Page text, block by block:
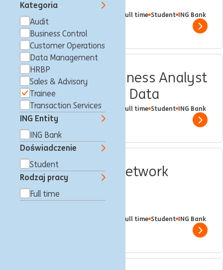
Kategoria
Audit
Business Control
Customer Operations
Data Management
HRBP
Sales & Advisory
Trainee
Transaction Services
ING Entity
ING Bank
Doświadczenie
Student
Rodzaj pracy
Full time
Luksemburg, Luksemburg Full time Student ING Bank
Show
INTERNSHIP - Business Analyst
- KYC & Customer Data
Luksemburg, Luksemburg Trainee Full time Student ING Bank
Show
INTERNSHIP - IT Network
Infrastructure &
Cybersecurity
Full time Student ING Bank
Show